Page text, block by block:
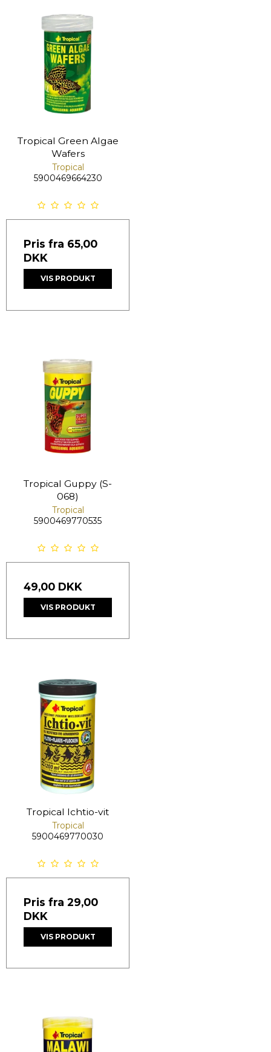
Tropical Green Algae
Wafers
Tropical
5900469664230
Pris fra 65,00
DKK
VIS PRODUKT
Tropical Guppy (S-
068)
Tropical
5900469770535
49,00 DKK
VIS PRODUKT
Tropical Ichtio-vit
Tropical
5900469770030
Pris fra 29,00
DKK
VIS PRODUKT